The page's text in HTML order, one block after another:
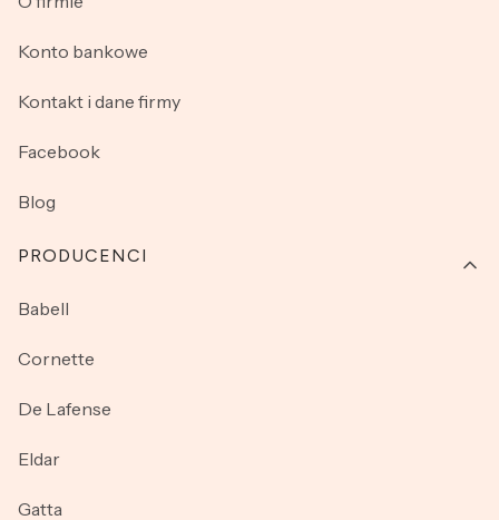
Konto bankowe
Kontakt i dane firmy
Facebook
Blog
PRODUCENCI
Babell
Cornette
De Lafense
Eldar
Gatta